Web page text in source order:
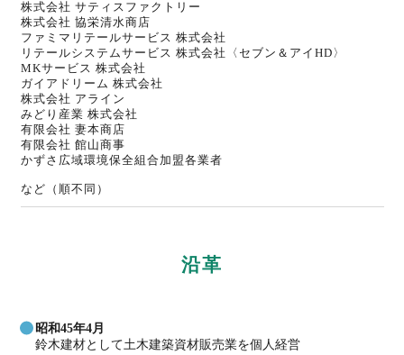
株式会社 サティスファクトリー
株式会社 協栄清水商店
ファミマリテールサービス 株式会社
リテールシステムサービス 株式会社〈セブン＆アイHD〉
MKサービス 株式会社
ガイアドリーム 株式会社
株式会社 アライン
みどり産業 株式会社
有限会社 妻本商店
有限会社 館山商事
かずさ広域環境保全組合加盟各業者
など（順不同）
沿革
昭和45年4月
鈴木建材として土木建築資材販売業を個人経営